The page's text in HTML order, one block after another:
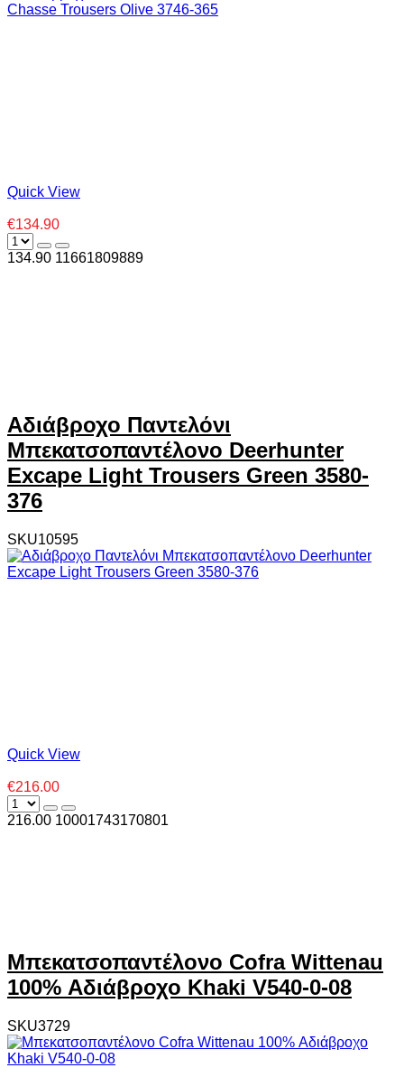
Quick View
€134.90
134.90 11661809889
Αδιάβροχο Παντελόνι
Μπεκατσοπαντέλονο Deerhunter
Excape Light Trousers Green 3580-
376
SKU10595
Quick View
€216.00
216.00 10001743170801
Μπεκατσοπαντέλονο Cofra Wittenau
100% Αδιάβροχο Khaki V540-0-08
SKU3729